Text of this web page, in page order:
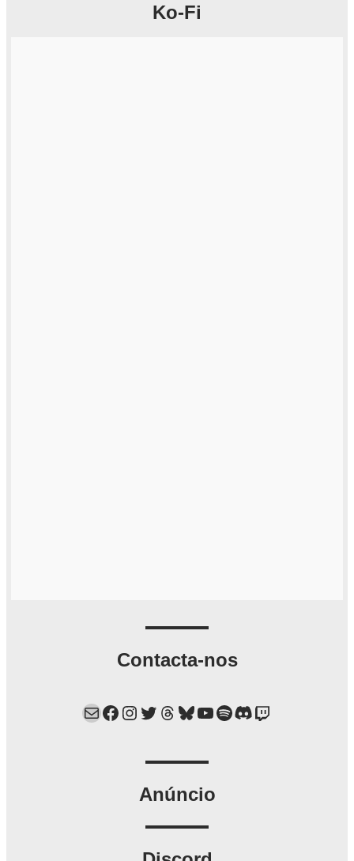
Ko-Fi
Contacta-nos
Mail Facebook Instagram Twitter Threads Bluesky YouTube Spotify Discord Twitch
Anúncio